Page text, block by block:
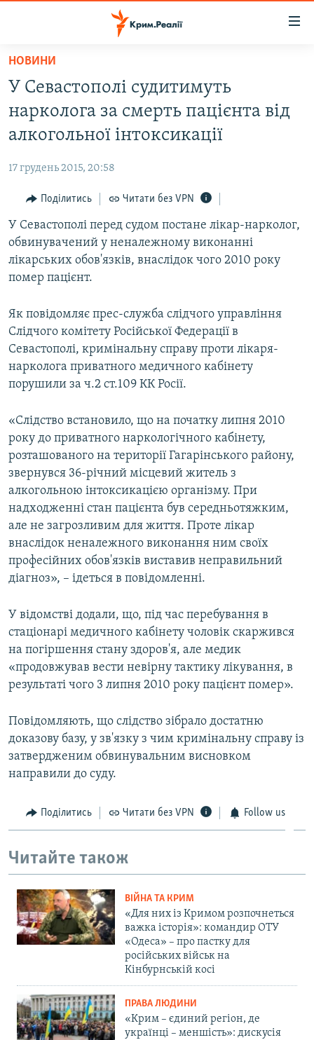
Перейти
основного
матеріалу
Перейти
до
основної
навігації
Перейти
пошуку
ВІДЕО ТА ФОТО
БЛОГИ
ПОГЛЯД
ІНТЕРВ'Ю
ВСЕ ЗА ДЕНЬ
СПЕЦПРОЕКТИ
ВІДЕОУРОКИ «ELIFBE»
СВІДЧЕННЯ ОКУПАЦІЇ
УКРАЇНСЬКА ПРОБЛЕМА КРИМУ
Русский
Qırımtatar
Усі сайти RFE/RL
НОВИНИ
У Севастополі судитимуть
нарколога за смерть пацієнта від
алкогольної інтоксикації
17 грудень 2015, 20:58
Поділитись Читати без VPN
У Севастополі перед судом постане лікар-нарколог,
обвинувачений у неналежному виконанні
лікарських обов'язків, внаслідок чого 2010 року
помер пацієнт.
Як повідомляє прес-служба слідчого управління
Слідчого комітету Російської Федерації в
Севастополі, кримінальну справу проти лікаря-
нарколога приватного медичного кабінету
порушили за ч.2 ст.109 КК Росії.
«Слідство встановило, що на початку липня 2010
року до приватного наркологічного кабінету,
розташованого на території Гагарінського району,
звернувся 36-річний місцевий житель з
алкогольною інтоксикацією організму. При
надходженні стан пацієнта був середньотяжким,
але не загрозливим для життя. Проте лікар
внаслідок неналежного виконання ним своїх
професійних обов'язків виставив неправильний
діагноз», – ідеться в повідомленні.
У відомстві додали, що, під час перебування в
стаціонарі медичного кабінету чоловік скаржився
на погіршення стану здоров'я, але медик
«продовжував вести невірну тактику лікування, в
результаті чого 3 липня 2010 року пацієнт помер».
Повідомляють, що слідство зібрало достатню
доказову базу, у зв'язку з чим кримінальну справу із
затвердженим обвинувальним висновком
направили до суду.
Поділитись Читати без VPN Follow us
Читайте також
ВІЙНА ТА КРИМ
«Для них із Кримом розпочнеться
важка історія»: командир ОТУ
«Одеса» – про пастку для
російських військ на
Кінбурнській косі
ПРАВА ЛЮДИНИ
«Крим – єдиний регіон, де
українці – меншість»: дискусія